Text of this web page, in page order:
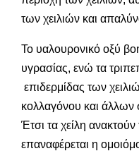
των χειλιών και
Το υαλουρονικό οξύ
υγρασίας, ενώ τα
επιδερμίδας των
κολλαγόνου και άλλων
Έτσι τα χείλη
επαναφέρεται η